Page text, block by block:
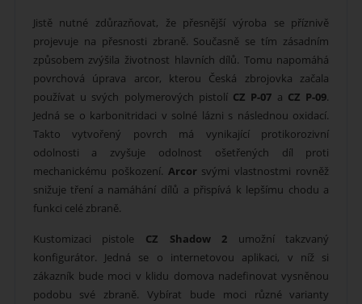
Jistě nutné zdůrazňovat, že přesnější výroba se příznivě
projevuje na přesnosti zbraně. Současně se tím zásadním
způsobem zvýšila životnost hlavních dílů. Tomu napomáhá
povrchová úprava arcor, kterou Česká zbrojovka začala
používat u svých polymerových pistolí CZ P-07 a CZ P-09.
Jedná se o karbonitridaci v solné lázni s následnou oxidací.
Takto vytvořený povrch má vynikající protikorozivní
odolnosti a zvyšuje odolnost ošetřených díl proti
mechanickému poškození. Arcor svými vlastnostmi rovněž
snižuje tření a namáhání dílů a přispívá k lepšímu chodu a
funkci celé zbraně.
Kustomizaci pistole CZ Shadow 2 umožní takzvaný
konfigurátor. Jedná se o internetovou aplikaci, v níž si
zákazník bude moci v klidu domova nadefinovat vysněnou
podobu své zbraně. Vybírat bude moci různé varianty